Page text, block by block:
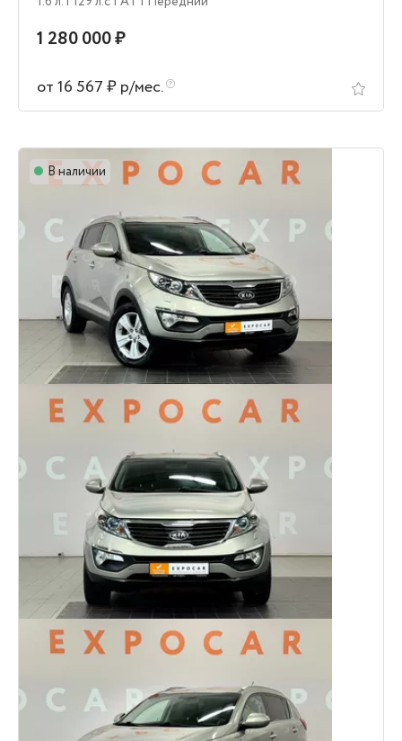
1 280 000 ₽
от 16 567 ₽ р/мес.
В наличии